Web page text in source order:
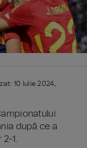
10 Iulie 2024,
după ce a
1.